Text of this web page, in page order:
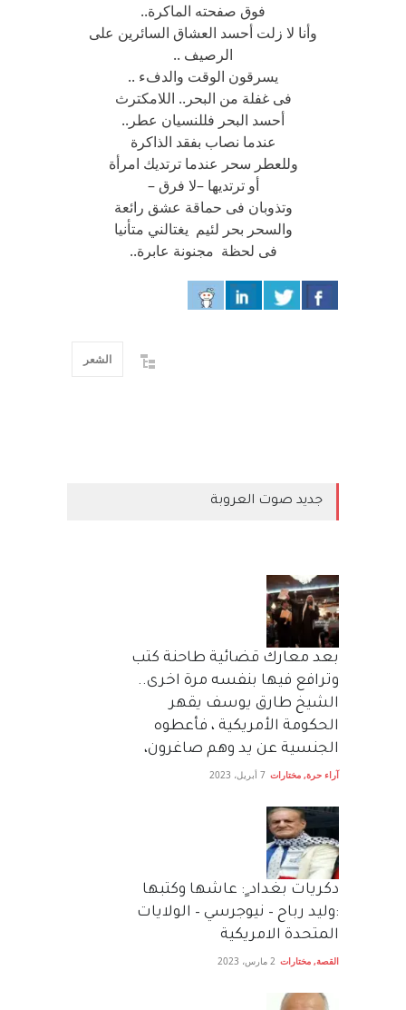
فوق صفحته الماكرة..
وأنا لا زلت أحسد العشاق السائرين على
الرصيف ..
يسرقون الوقت والدفء ..
فى غفلة من البحر.. اللامكترث
أحسد البحر فللنسيان عطر..
عندما نصاب بفقد الذاكرة
وللعطر سحر عندما ترتديك امرأة
أو ترتديها –لا فرق –
وتذوبان فى حماقة عشق رائعة
والسحر بحر لئيم يغتالني متأنيا
فى لحظة مجنونة عابرة..
الشعر
جديد صوت العروبة
بعد معارك قضائية طاحنة كتب
وترافع فيها بنفسه مرة اخرى..
الشيخ طارق يوسف يقهر
الحكومة الأمريكية ، فأعطوه
الجنسية عن يد وهم صاغرون،
آراء حرة, مختارات 7 أبريل، 2023
دكريات بغداد ٍ: عاشها وكتبها
:وليد رباح – نيوجرسي – الولايات
المتحدة الامريكية
القصة, مختارات 2 مارس، 2023